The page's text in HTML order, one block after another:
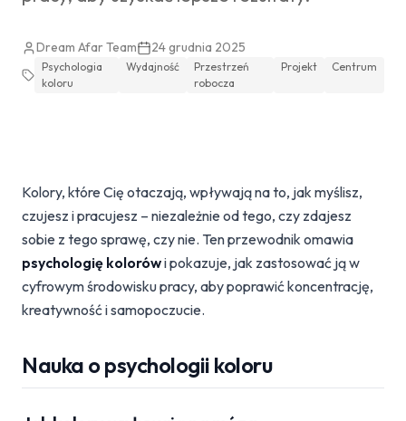
Dream Afar Team 24 grudnia 2025
Psychologia
koloru
Wydajność
Przestrzeń
robocza
Projekt Centrum
Kolory, które Cię otaczają, wpływają na to, jak myślisz,
czujesz i pracujesz – niezależnie od tego, czy zdajesz
sobie z tego sprawę, czy nie. Ten przewodnik omawia
psychologię kolorówi pokazuje, jak zastosować ją w
cyfrowym środowisku pracy, aby poprawić koncentrację,
kreatywność i samopoczucie.
Nauka o psychologii koloru